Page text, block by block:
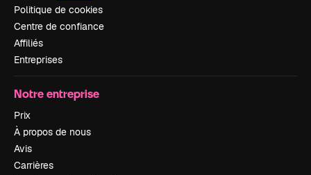
Politique de cookies
Centre de confiance
Affiliés
Entreprises
Notre entreprise
Prix
À propos de nous
Avis
Carrières